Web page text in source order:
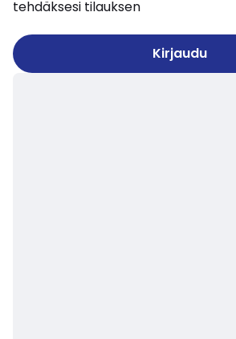
tehdäksesi tilauksen
Kirjaudu